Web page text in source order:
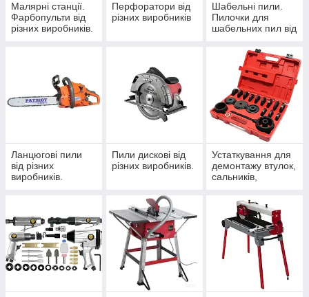
Малярні станції.
Фарбопульти від
різних виробників.
Перфоратори від
різних виробників
Шабельні пили.
Пилочки для
шабельних пил від
Ланцюгові пили
від різних
виробників.
Пили дискові від
різних виробників.
Устаткування для
демонтажу втулок,
сальників,